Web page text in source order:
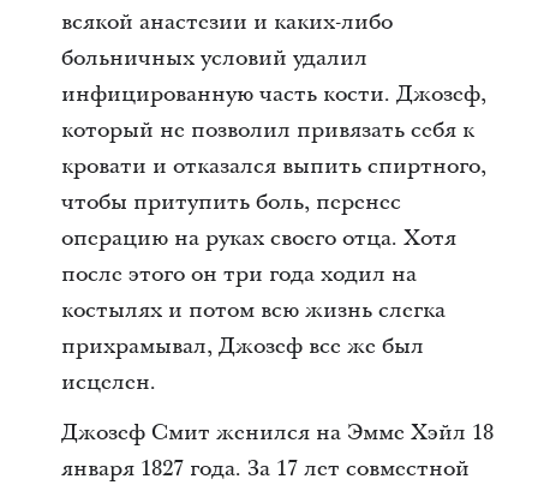
всякой анастезии и каких-либо
больничных условий удалил
инфицированную часть кости. Джозеф,
который не позволил привязать себя к
кровати и отказался выпить спиртного,
чтобы притупить боль, перенес
операцию на руках своего отца. Хотя
после этого он три года ходил на
костылях и потом всю жизнь слегка
прихрамывал, Джозеф все же был
исцелен.
Джозеф Смит женился на Эмме Хэйл 18
января 1827 года. За 17 лет совместной